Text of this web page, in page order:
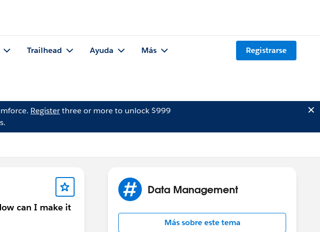
Trailhead Ayuda Más Registrarse
Registerthree or more to unlock $999
can I make it
Data Management
Más sobre este tema